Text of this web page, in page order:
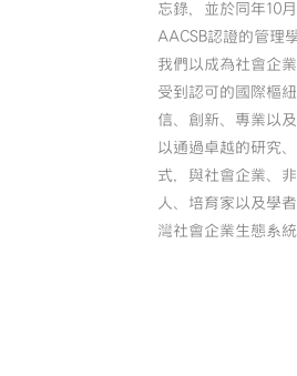
忘錄，並於同年10
AACSB認證的管理
我們以成為社會企
受到認可的國際樞
信、創新、專業以
以通過卓越的研究
式，與社會企業、
人、培育家以及學
灣社會企業生態系統